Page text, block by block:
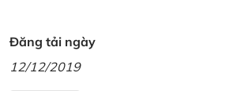
Đăng tải ngày
12/12/2019